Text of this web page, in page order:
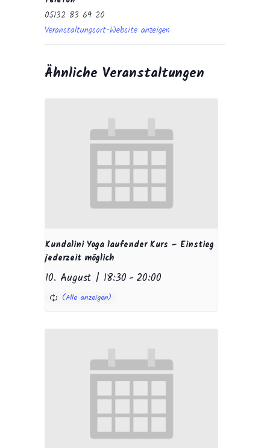
05132 83 69 20
Veranstaltungsort-Website anzeigen
Ähnliche Veranstaltungen
Kundalini Yoga laufender Kurs – Einstieg
jederzeit möglich
10. August | 18:30 -20:00